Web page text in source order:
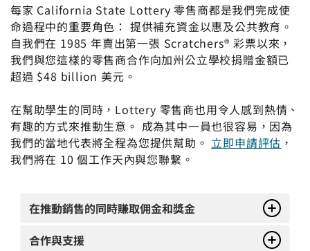
每家 California State Lottery 零售商都是我們完成使
命過程中的重要角色： 提供補充資金以惠及公共教育。
自我們在 1985 年賣出第一張 Scratchers® 彩票以來，
我們與您這樣的零售商合作向加州公立學校捐贈金額已
超過 $48 billion 美元。
在幫助學生的同時，Lottery 零售商也用令人感到熱情、
有趣的方式來推動生意。 成為其中一員也很容易，因為
我們的當地代表將全程為您提供幫助。 立即申請評估 ，
我們將在 10 個工作天內與您聯繫。
在推動銷售的同時賺取佣金和獎金
合作與支援